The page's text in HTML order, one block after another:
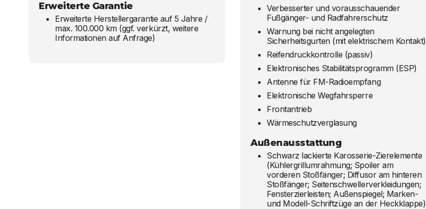
Erweiterte Garantie
Erweiterte Herstellergarantie auf 5 Jahre /
max. 100.000 km (ggf. verkürzt, weitere
Informationen auf Anfrage)
Verbesserter und vorausschauender
Fußgänger- und Radfahrerschutz
Warnung bei nicht angelegten
Sicherheitsgurten (mit elektrischem Kontakt)
Reifendruckkontrolle (passiv)
Elektronisches Stabilitätsprogramm (ESP)
Antenne für FM-Radioempfang
Elektronische Wegfahrsperre
Frontantrieb
Wärmeschutzverglasung
Außenausstattung
Schwarz lackierte Karosserie-Zierelemente
(Kühlergrillumrahmung; Spoiler am
vorderen Stoßfänger; Diffusor am hinteren
Stoßfänger; Seitenschwellerverkleidungen;
Fensterzierleisten; Außenspiegel; Marken-
und Modell-Schriftzüge an der Heckklappe)